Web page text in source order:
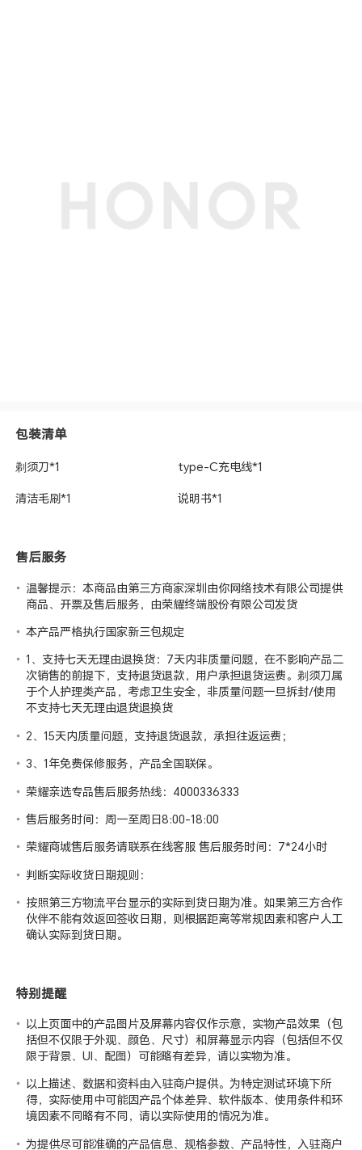
包装清单
剃须刀*1 type-C充电线*1
清洁毛刷*1 说明书*1
售后服务
温馨提示：本商品由第三方商家深圳由你网络技术有限公司提供
商品、开票及售后服务，由荣耀终端股份有限公司发货
本产品严格执行国家新三包规定
1、支持七天无理由退换货：7天内非质量问题，在不影响产品二
次销售的前提下，支持退货退款，用户承担退货运费。剃须刀属
于个人护理类产品，考虑卫生安全，非质量问题一旦拆封/使用
不支持七天无理由退货退换货
2、15天内质量问题，支持退货退款，承担往返运费；
3、1年免费保修服务，产品全国联保。
荣耀亲选专品售后服务热线：4000336333
售后服务时间：周一至周日8:00-18:00
荣耀商城售后服务请联系在线客服 售后服务时间：7*24小时
判断实际收货日期规则：
按照第三方物流平台显示的实际到货日期为准。如果第三方合作
伙伴不能有效返回签收日期，则根据距离等常规因素和客户人工
确认实际到货日期。
特别提醒
以上页面中的产品图片及屏幕内容仅作示意，实物产品效果（包
括但不仅限于外观、颜色、尺寸）和屏幕显示内容（包括但不仅
限于背景、UI、配图）可能略有差异，请以实物为准。
以上描述、数据和资料由入驻商户提供。为特定测试环境下所
得，实际使用中可能因产品个体差异、软件版本、使用条件和环
境因素不同略有不同，请以实际使用的情况为准。
为提供尽可能准确的产品信息、规格参数、产品特性，入驻商户